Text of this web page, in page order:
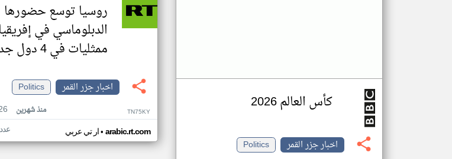
كأس العالم 2026
اخبار جزر القمر
Politics
روسيا توسع حضورها
الدبلوماسي في
ممثليات في 4 دول جديدة
اخبار جزر القمر
Politics
منذ شهرين TN75KY
ار تي عربي• arabic.rt.com عدد